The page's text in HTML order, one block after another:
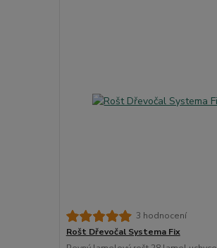
3 hodnocení
Rošt Dřevočal Systema Fix